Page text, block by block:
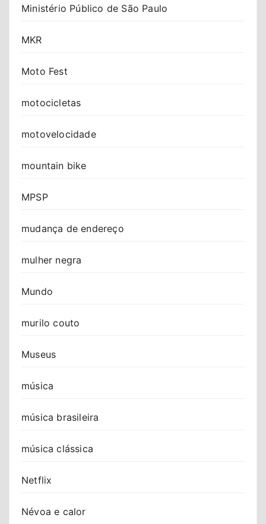
Ministério Público de São Paulo
MKR
Moto Fest
motocicletas
motovelocidade
mountain bike
MPSP
mudança de endereço
mulher negra
Mundo
murilo couto
Museus
música
música brasileira
música clássica
Netflix
Névoa e calor